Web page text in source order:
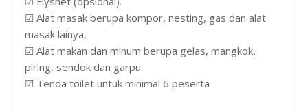
☑ Alat masak berupa kompor, nesting, gas dan alat
masak lainya,
☑ Alat makan dan minum berupa gelas, mangkok,
piring, sendok dan garpu.
☑ Tenda toilet untuk minimal 6 peserta